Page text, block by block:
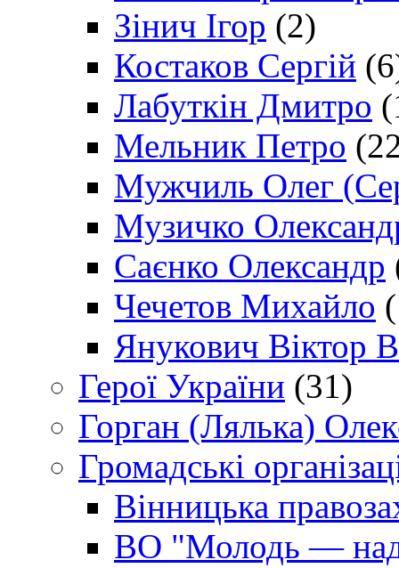
Зінич Ігор (2)
Костаков Сергій
Лабуткін Дмитро
Мельник Петро
Мужчиль Олег
Музичко
Саєнко Олександр
Чечетов Михайло
Янукович Віктор
Герої України (31)
Горган (Лялька)
Громадські
Вінницька
ВО "Молодь —